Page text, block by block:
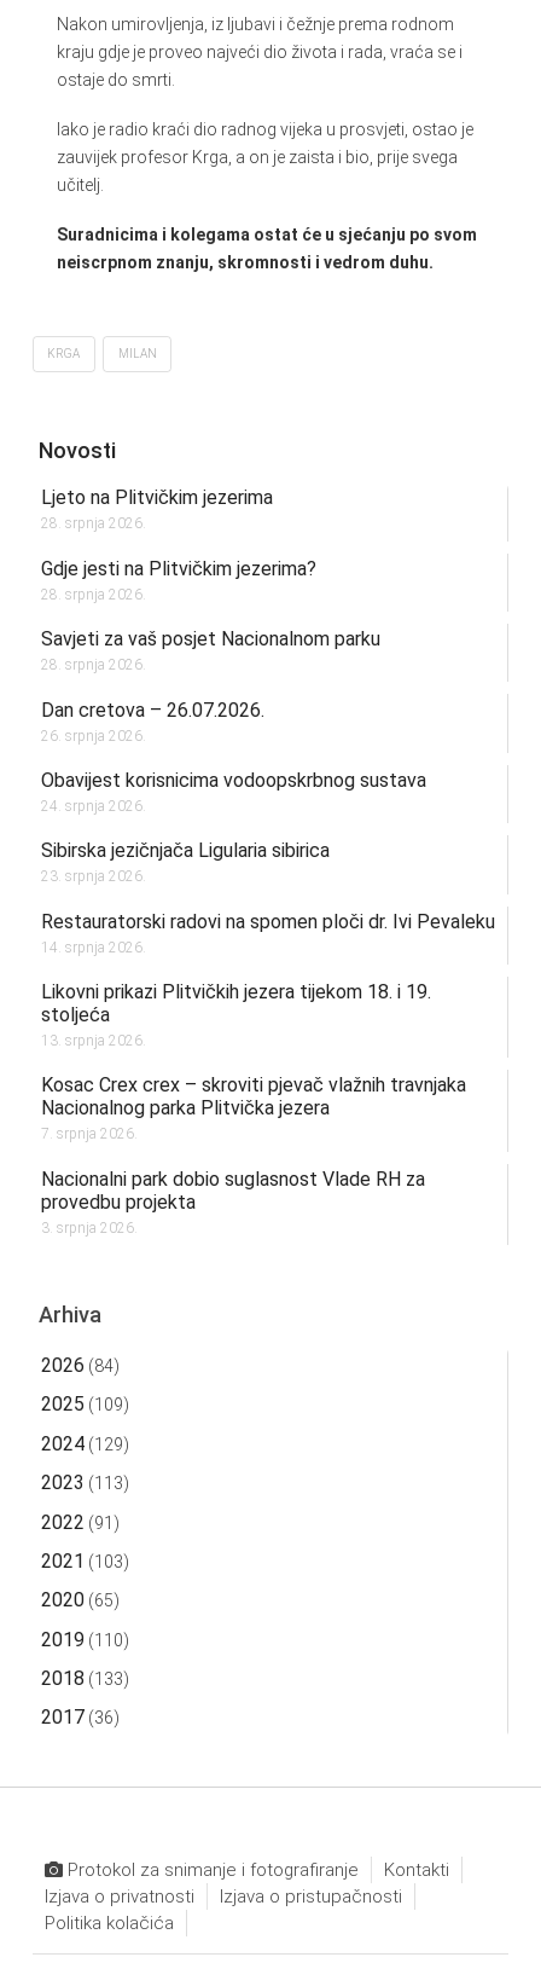
Nakon umirovljenja, iz ljubavi i čežnje prema rodnom
kraju gdje je proveo najveći dio života i rada, vraća se i
ostaje do smrti.
Iako je radio kraći dio radnog vijeka u prosvjeti, ostao je
zauvijek profesor Krga, a on je zaista i bio, prije svega
učitelj.
Suradnicima i kolegama ostat će u sjećanju po svom
neiscrpnom znanju, skromnosti i vedrom duhu.
KRGA MILAN
Novosti
Ljeto na Plitvičkim jezerima
28. srpnja 2026.
Gdje jesti na Plitvičkim jezerima?
28. srpnja 2026.
Savjeti za vaš posjet Nacionalnom parku
28. srpnja 2026.
Dan cretova – 26.07.2026.
26. srpnja 2026.
Obavijest korisnicima vodoopskrbnog sustava
24. srpnja 2026.
Sibirska jezičnjača Ligularia sibirica
23. srpnja 2026.
Restauratorski radovi na spomen ploči dr. Ivi Pevaleku
14. srpnja 2026.
Likovni prikazi Plitvičkih jezera tijekom 18. i 19.
stoljeća
13. srpnja 2026.
Kosac Crex crex – skroviti pjevač vlažnih travnjaka
Nacionalnog parka Plitvička jezera
7. srpnja 2026.
Nacionalni park dobio suglasnost Vlade RH za
provedbu projekta
3. srpnja 2026.
Arhiva
2026 (84)
2025 (109)
2024(129)
2023 (113)
2022 (91)
2021 (103)
2020(65)
2019 (110)
2018 (133)
2017(36)
Protokol za snimanje i fotografiranje
Kontakti
Izjava o privatnosti
Izjava o pristupačnosti
Politika kolačića